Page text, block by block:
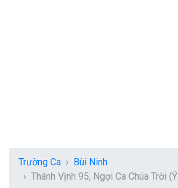
Trường Ca
Bùi Ninh
Thánh Vịnh 95, Ngợi Ca Chúa Trời (Ý